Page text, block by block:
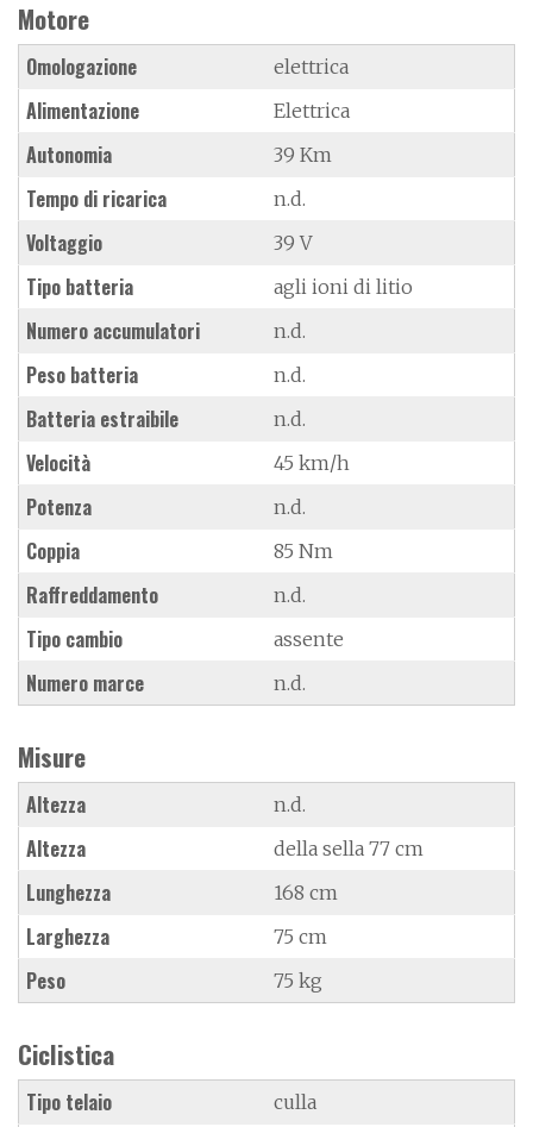
Motore
Omologazione elettrica
Alimentazione Elettrica
Autonomia 39 Km
Tempo di ricarica n.d.
Voltaggio 39 V
Tipo batteria agli ioni di litio
Numero accumulatori n.d.
Peso batteria n.d.
Batteria estraibile n.d.
Velocità 45 km/h
Potenza n.d.
Coppia 85 Nm
Raffreddamento n.d.
Tipo cambio assente
Numero marce n.d.
Misure
Altezza n.d.
Altezza della sella 77 cm
Lunghezza 168 cm
Larghezza 75 cm
Peso 75 kg
Ciclistica
Tipo telaio culla